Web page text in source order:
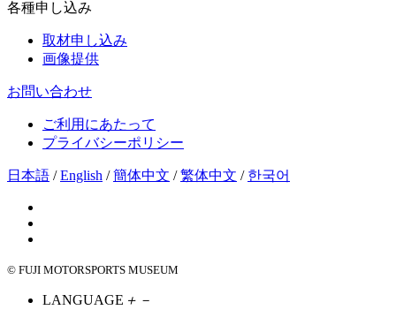
各種申し込み
取材申し込み
画像提供
お問い合わせ
ご利用にあたって
プライバシーポリシー
日本語 /English /簡体中文 /繁体中文 / 한국어
© FUJI MOTORSPORTS MUSEUM
LANGUAGE ＋ －